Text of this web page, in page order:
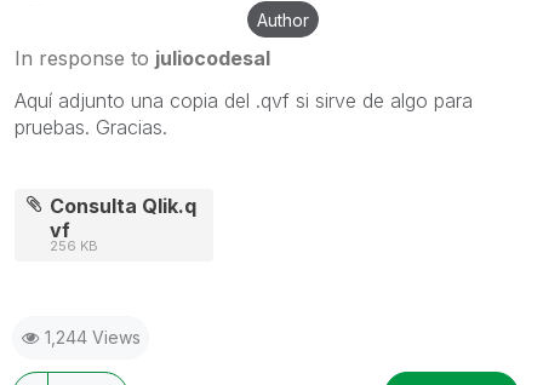
Author
In response to juliocodesal
Aquí adjunto una copia del .qvf si sirve de algo para
pruebas. Gracias.
Consulta Qlik.q
vf
256 KB
1,244 Views